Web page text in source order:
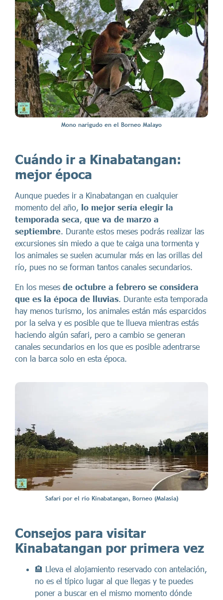
Mono narigudo en el Borneo Malayo
Cuándo ir a Kinabatangan:
mejor época
Aunque puedes ir a Kinabatangan en cualquier
momento del año, lo mejor sería elegir la
temporada seca, que va de marzo a
septiembre. Durante estos meses podrás realizar las
excursiones sin miedo a que te caiga una tormenta y
los animales se suelen acumular más en las orillas del
río, pues no se forman tantos canales secundarios.
En los meses de octubre a febrero se considera
que es la época de lluvias. Durante esta temporada
hay menos turismo, los animales están más esparcidos
por la selva y es posible que te llueva mientras estás
haciendo algún safari, pero a cambio se generan
canales secundarios en los que es posible adentrarse
con la barca solo en esta época.
Safari por el río Kinabatangan, Borneo (Malasia)
Consejos para visitar
Kinabatangan por primera vez
🏨 Lleva el alojamiento reservado con antelación,
no es el típico lugar al que llegas y te puedes
poner a buscar en el mismo momento dónde